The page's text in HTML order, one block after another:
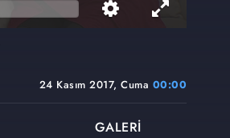
24 Kasım 2017, Cuma 00:00
GALERİ